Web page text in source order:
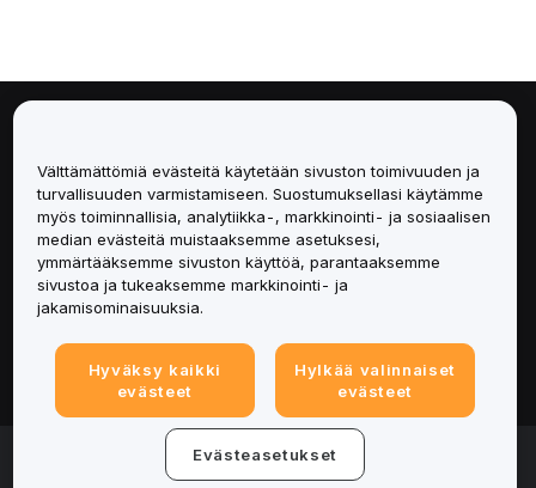
Palvelut
Tuki
Tuotteet
Lakiasiat
© 2025-2026 Bybit.eu. All rights reserved.
Välttämättömiä evästeitä käytetään sivuston toimivuuden ja
turvallisuuden varmistamiseen. Suostumuksellasi käytämme
myös toiminnallisia, analytiikka-, markkinointi- ja sosiaalisen
median evästeitä muistaaksemme asetuksesi,
ymmärtääksemme sivuston käyttöä, parantaaksemme
sivustoa ja tukeaksemme markkinointi- ja
jakamisominaisuuksia.
Hyväksy kaikki
evästeet
Hylkää valinnaiset
evästeet
Evästeasetukset